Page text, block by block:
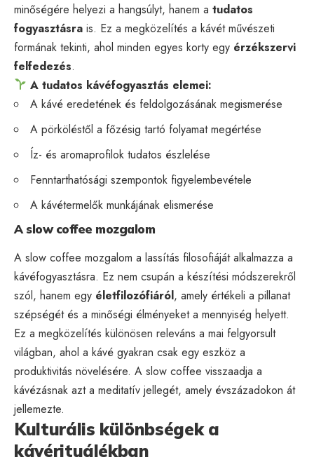
minőségére helyezi a hangsúlyt, hanem a tudatos
fogyasztásra is. Ez a megközelítés a kávét művészeti
formának tekinti, ahol minden egyes korty egy érzékszervi
felfedezés.
A tudatos kávéfogyasztás elemei:
A kávé eredetének és feldolgozásának megismerése
A pörköléstől a főzésig tartó folyamat megértése
Íz- és aromaprofilok tudatos észlelése
Fenntarthatósági szempontok figyelembevétele
A kávétermelők munkájának elismerése
A slow coffee mozgalom
A slow coffee mozgalom a lassítás filosofiáját alkalmazza a
kávéfogyasztásra. Ez nem csupán a készítési módszerekről
szól, hanem egy életfilozófiáról, amely értékeli a pillanat
szépségét és a minőségi élményeket a mennyiség helyett.
Ez a megközelítés különösen releváns a mai felgyorsult
világban, ahol a kávé gyakran csak egy eszköz a
produktivitás növelésére. A slow coffee visszaadja a
kávézásnak azt a meditatív jellegét, amely évszázadokon át
jellemezte.
Kulturális különbségek a
kávérituálékban